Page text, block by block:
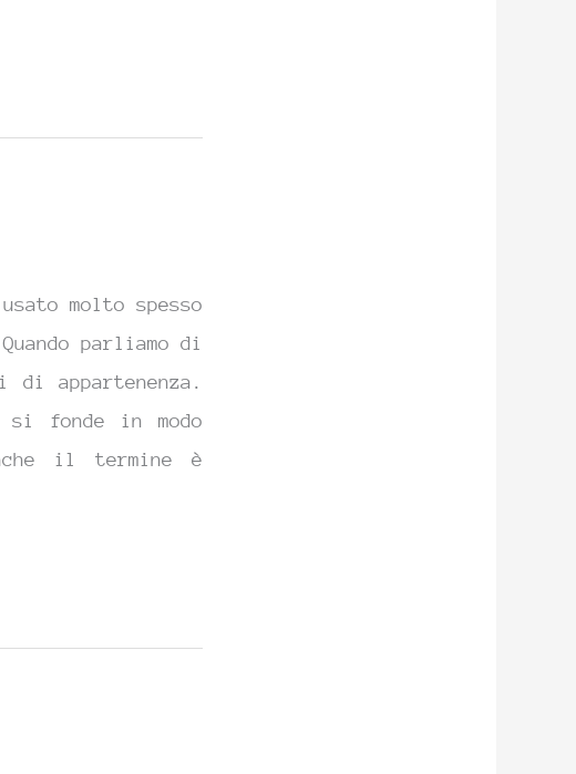
molto spesso
parliamo di
appartenenza.
si fonde in modo
il termine è